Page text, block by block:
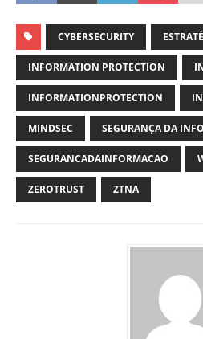
CYBERSECURITY
INFORMATION PROTECTION
INFORMATIONPROTECTION
MINDSEC SEGURANÇA DA
SEGURANCADAINFORMACAO
ZEROTRUST ZTNA